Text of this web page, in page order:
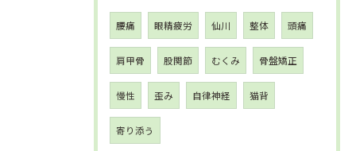
腰痛 眼精疲労 仙川 整体 頭痛
肩甲骨 股関節 むくみ 骨盤矯正
慢性 歪み 自律神経 猫背
寄り添う